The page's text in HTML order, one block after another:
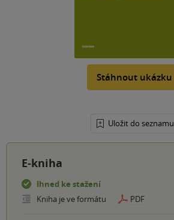
Stáhnout ukázku
Uložit do seznamu
E-kniha
Ihned ke stažení
Kniha je ve formátu
PDF